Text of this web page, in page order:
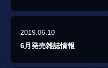
2019.06.10
6月発売雑誌情報